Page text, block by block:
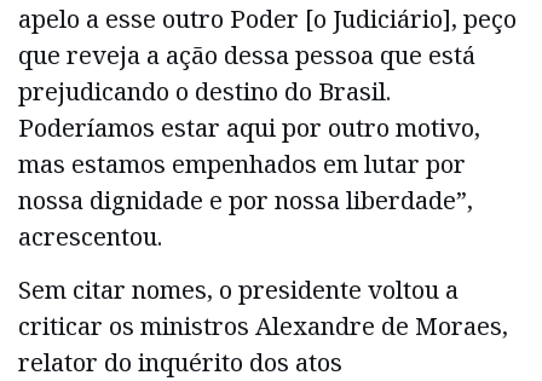
apelo a esse outro Poder [o Judiciário], peço
que reveja a ação dessa pessoa que está
prejudicando o destino do Brasil.
Poderíamos estar aqui por outro motivo,
mas estamos empenhados em lutar por
nossa dignidade e por nossa liberdade”,
acrescentou.
Sem citar nomes, o presidente voltou a
criticar os ministros Alexandre de Moraes,
relator do inquérito dos atos